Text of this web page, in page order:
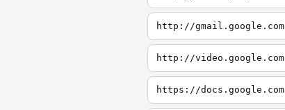
http://gmail.google.com
http://video.google.com
https://docs.google.com